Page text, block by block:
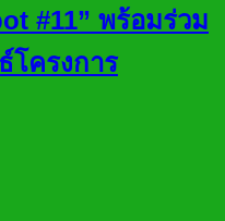
#11” พร้อมร่วม
โครงการ